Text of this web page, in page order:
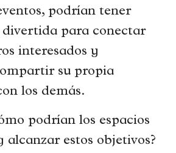
podrían tener
para conectar
interesados y
su propia
los demás.
podrían los espacios
alcanzar estos objetivos?